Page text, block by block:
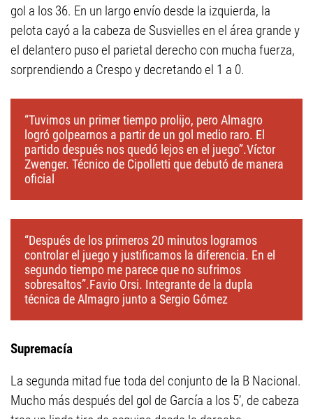
gol a los 36. En un largo envío desde la izquierda, la
pelota cayó a la cabeza de Susvielles en el área grande y
el delantero puso el parietal derecho con mucha fuerza,
sorprendiendo a Crespo y decretando el 1 a 0.
“Tuvimos un primer tiempo prolijo, pero Almagro
logró golpearnos a partir de un gol medio raro. El
partido después nos quedó lejos en el juego”.Víctor
Zwenger. Técnico de Cipolletti que debutó de manera
oficial
“Después de los primeros 20 minutos logramos
controlar el juego y justificamos la diferencia. En el
segundo tiempo me parece que no sufrimos
sobresaltos”.Favio Orsi. Integrante de la dupla
técnica de Almagro junto a Sergio Gómez
Supremacía
La segunda mitad fue toda del conjunto de la B Nacional.
Mucho más después del gol de García a los 5’, de cabeza